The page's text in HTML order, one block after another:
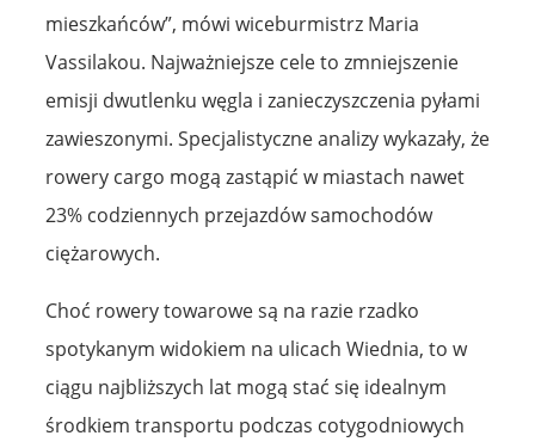
mieszkańców”, mówi wiceburmistrz Maria
Vassilakou. Najważniejsze cele to zmniejszenie
emisji dwutlenku węgla i zanieczyszczenia pyłami
zawieszonymi. Specjalistyczne analizy wykazały, że
rowery cargo mogą zastąpić w miastach nawet
23% codziennych przejazdów samochodów
ciężarowych.
Choć rowery towarowe są na razie rzadko
spotykanym widokiem na ulicach Wiednia, to w
ciągu najbliższych lat mogą stać się idealnym
środkiem transportu podczas cotygodniowych